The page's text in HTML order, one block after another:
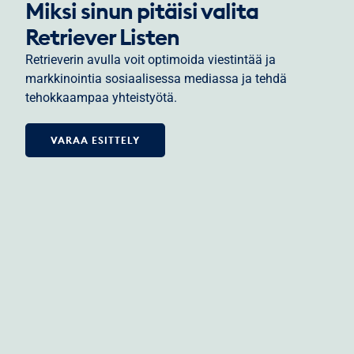
Miksi sinun pitäisi valita
Retriever Listen
Retrieverin avulla voit optimoida viestintää ja
markkinointia sosiaalisessa mediassa ja tehdä
tehokkaampaa yhteistyötä.
VARAA ESITTELY